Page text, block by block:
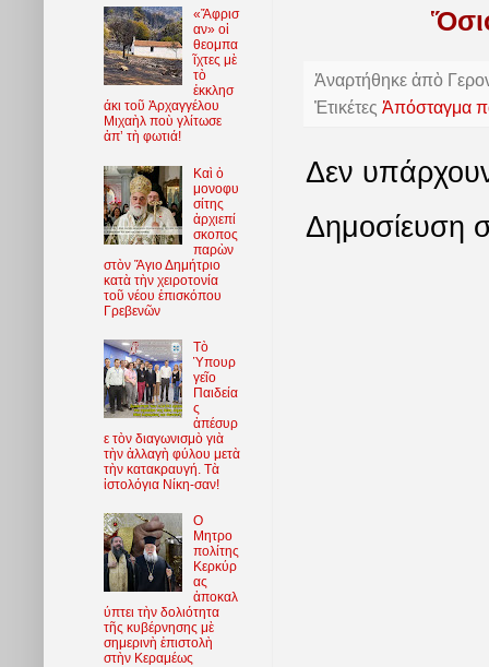
Ἀναρτήθηκε ἀπὸ
Ἐτικέτες Ἀπόσταγμα
Δεν
Δημοσίευση
«Ἄφρισ
αν» οἱ
θεομπα
ῖχτες μὲ
τὸ
ἐκκλησ
άκι τοῦ Ἀρχαγγέλου
Μιχαὴλ ποὺ γλίτωσε
ἀπ’ τὴ φωτιά!
Καὶ ὁ
μονοφυ
σίτης
ἀρχιεπί
σκοπος
παρὼν
στὸν Ἅγιο Δημήτριο
κατὰ τὴν χειροτονία
τοῦ νέου ἐπισκόπου
Γρεβενῶν
Τὸ
Ὑπουρ
γεῖο
Παιδεία
ς
ἀπέσυρ
ε τὸν διαγωνισμὸ γιὰ
τὴν ἀλλαγὴ φύλου μετὰ
τὴν κατακραυγή. Τὰ
ἱστολόγια Νίκη-σαν!
O
Μητρο
πολίτης
Κερκύρ
ας
ἀποκαλ
ύπτει τὴν δολιότητα
τῆς κυβέρνησης μὲ
σημερινὴ ἐπιστολὴ
στὴν Κεραμέως